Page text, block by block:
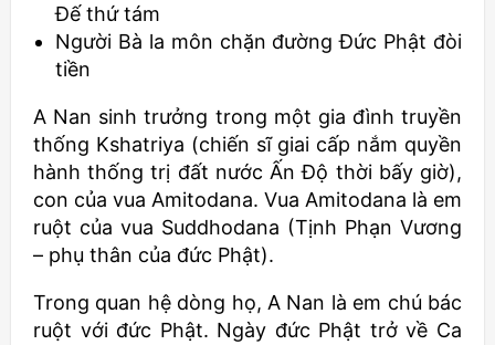
Đế thứ tám
Người Bà la môn chặn đường Đức Phật đòi
tiền
A Nan sinh trưởng trong một gia đình truyền
thống Kshatriya (chiến sĩ giai cấp nắm quyền
hành thống trị đất nước Ấn Ðộ thời bấy giờ),
con của vua Amitodana. Vua Amitodana là em
ruột của vua Suddhodana (Tịnh Phạn Vương
– phụ thân của đức Phật).
Trong quan hệ dòng họ, A Nan là em chú bác
ruột với đức Phật. Ngày đức Phật trở về Ca